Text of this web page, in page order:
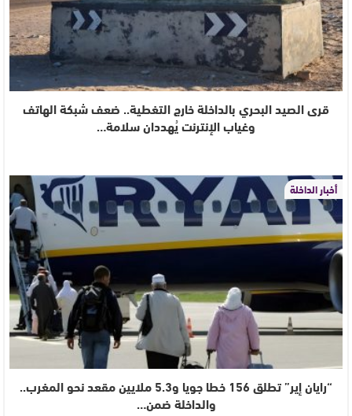
قرى الصيد البحري بالداخلة خارج التغطية.. ضعف شبكة الهاتف
وغياب الإنترنت يُهددان سلامة…
أخبار الداخلة
“رايان إير” تطلق 156 خطا جويا و5.3 ملايين مقعد نحو المغرب..
والداخلة ضمن…